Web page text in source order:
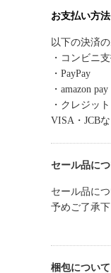
お支払い方
以下の決済
・コンビニ
・PayPay
・amazon pay
・クレジッ
VISA・JCB
セール品に
セール品に
予めご了承下
梱包について